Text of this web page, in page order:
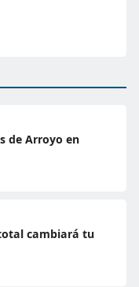
de Arroyo en
cambiará tu